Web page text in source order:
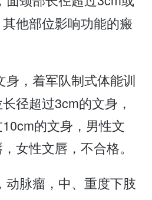
他部位影响功能的瘢
身，着军队制式体能训
径超过3cm的文身，
的文身，男性文
女性文唇，不合格。
动脉瘤，中、重度下肢